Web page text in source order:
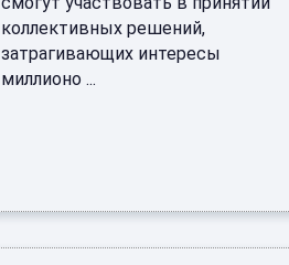
коллективных решений,
затрагивающих интересы
миллионо ...